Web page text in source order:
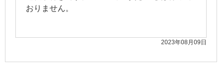
おりません。
2023年08月09日